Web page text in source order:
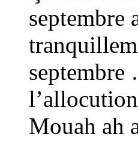
septembre
Mouah ah